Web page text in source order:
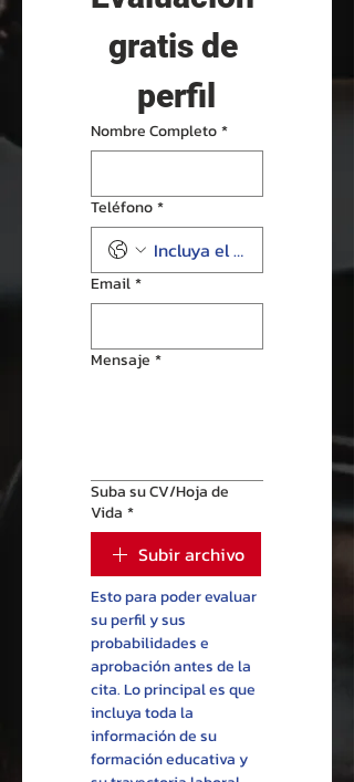
gratis de
perfil
Nombre Completo*
Teléfono*
Email*
Mensaje *
Suba su CV/Hoja de
Vida *
Subir archivo
Esto para poder evaluar
su perfil y sus
probabilidades e
aprobación antes de la
cita. Lo principal es que
incluya toda la
información de su
formación educativa y